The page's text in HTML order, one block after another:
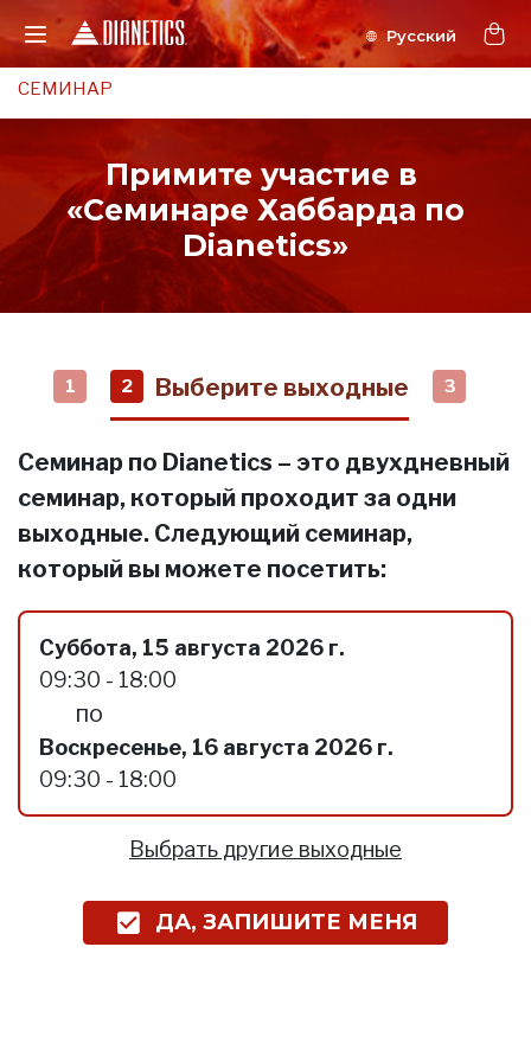
СЕМИНАР
Примите участие в
«Семинаре Хаббарда по
Dianetics»
1 2 Выберите выходные 3
Семинар по Dianetics – это двухдневный
семинар, который проходит за одни
выходные. Следующий семинар,
который вы можете посетить:
Суббота, 15 августа 2026 г.
09:30 - 18:00
по
Воскресенье, 16 августа 2026 г.
09:30 - 18:00
Выбрать другие выходные
ДА, ЗАПИШИТЕ МЕНЯ